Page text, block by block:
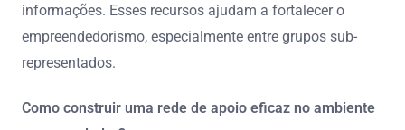
informações. Esses recursos ajudam a fortalecer o
empreendedorismo, especialmente entre grupos sub-
representados.
Como construir uma rede de apoio eficaz no ambiente